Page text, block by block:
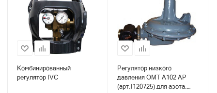
Комбинированный
регулятор IVC
Регулятор низкого
давления OMT А102 АР
(арт.I120725) для азота,